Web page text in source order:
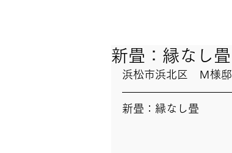
新畳：縁なし畳
浜松市浜北区　Ｍ様邸
新畳：縁なし畳